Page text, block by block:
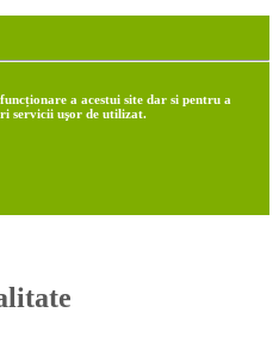
a acestui site dar si pentru a
servicii uşor de utilizat.